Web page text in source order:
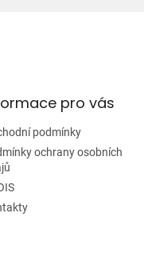
pro vás
podmínky
ochrany osobních